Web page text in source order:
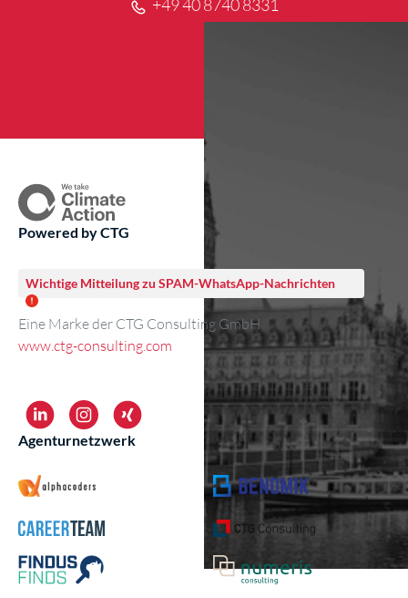
+49 40 8740 8331
Powered by CTG
Wichtige Mitteilung zu SPAM-WhatsApp-Nachrichten
Eine Marke der CTG Consulting GmbH
www.ctg-consulting.com
Agenturnetzwerk